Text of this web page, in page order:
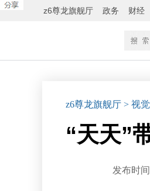
z6尊龙旗舰厅 政务 财经
z6尊龙旗舰厅 > 视觉
“天天”
发布时